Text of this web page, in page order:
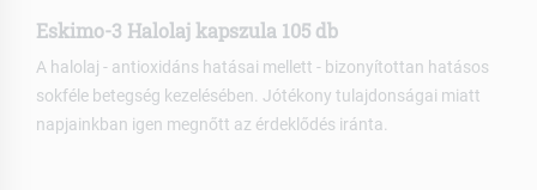
Eskimo-3 Halolaj kapszula 105 db
A halolaj - antioxidáns hatásai mellett - bizonyítottan hatásos
sokféle betegség kezelésében. Jótékony tulajdonságai miatt
napjainkban igen megnőtt az érdeklődés iránta.